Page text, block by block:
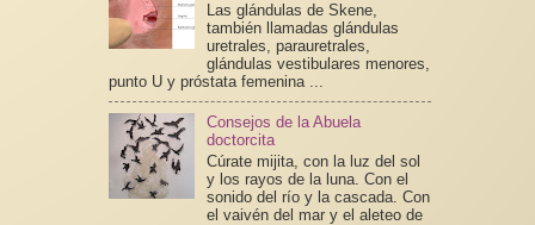
Las glándulas de Skene,
también llamadas glándulas
uretrales, parauretrales,
glándulas vestibulares menores,
punto U y próstata femenina ...
Consejos de la Abuela
doctorcita
Cúrate mijita, con la luz del sol
y los rayos de la luna. Con el
sonido del río y la cascada. Con
el vaivén del mar y el aleteo de